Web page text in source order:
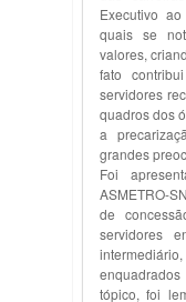
Executivo
quais se
valores,
fato
servidores
quadros dos
a
grandes
Foi
ASMETRO-
de
servidores
tópico, foi